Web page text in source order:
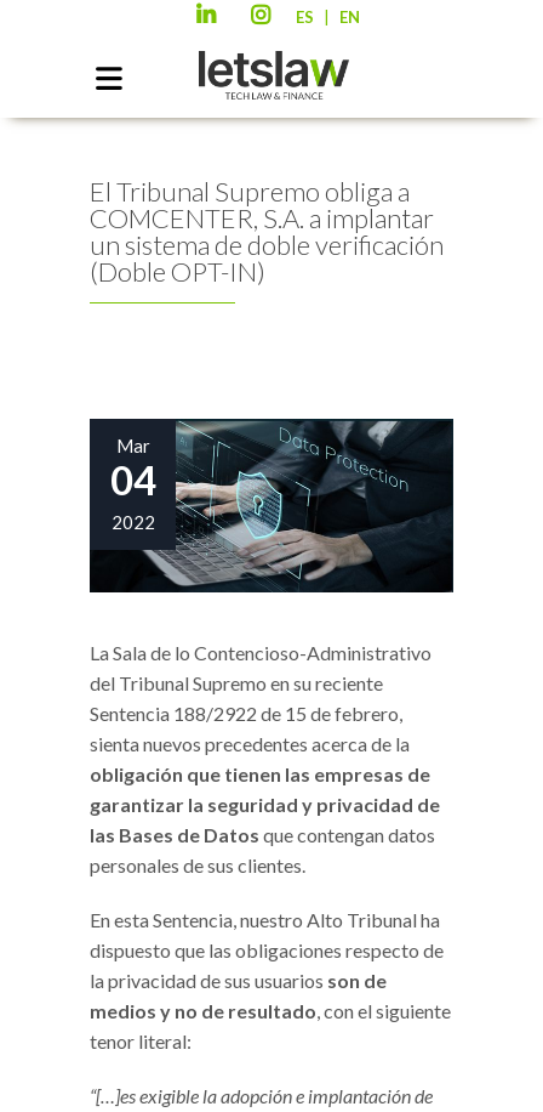
ES EN
El Tribunal Supremo obliga a
COMCENTER, S.A. a implantar
un sistema de doble verificación
(Doble OPT-IN)
Mar
04
2022
La Sala de lo Contencioso-Administrativo
del Tribunal Supremo en su reciente
Sentencia 188/2922 de 15 de febrero,
sienta nuevos precedentes acerca de la
obligación que tienen las empresas de
garantizar la seguridad y privacidad de
las Bases de Datos que contengan datos
personales de sus clientes.
En esta Sentencia, nuestro Alto Tribunal ha
dispuesto que las obligaciones respecto de
la privacidad de sus usuarios son de
medios y no de resultado, con el siguiente
tenor literal:
“[…]es exigible la adopción e implantación de